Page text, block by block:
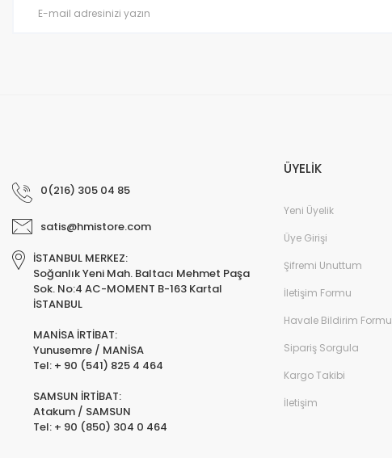
0(216) 305 04 85
satis@hmistore.com
İSTANBUL MERKEZ:
Soğanlık Yeni Mah. Baltacı Mehmet Paşa
Sok. No:4 AC-MOMENT B-163 Kartal
İSTANBUL
MANİSA İRTİBAT:
Yunusemre / MANİSA
Tel: + 90 (541) 825 4 464
SAMSUN İRTİBAT:
Atakum / SAMSUN
Tel: + 90 (850) 304 0 464
ÜYELİK
Yeni Üyelik
Üye Girişi
Şifremi Unuttum
İletişim Formu
Havale Bildirim Formu
Sipariş Sorgula
Kargo Takibi
İletişim